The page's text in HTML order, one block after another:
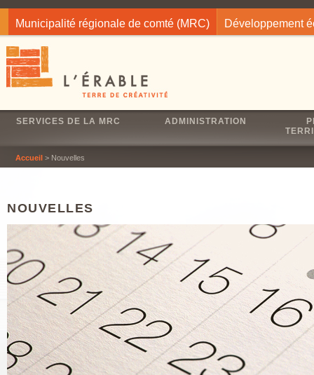
Municipalité régionale de comté (MRC) Développement
SERVICES DE LA MRC ADMINISTRATION
Accueil > Nouvelles
NOUVELLES